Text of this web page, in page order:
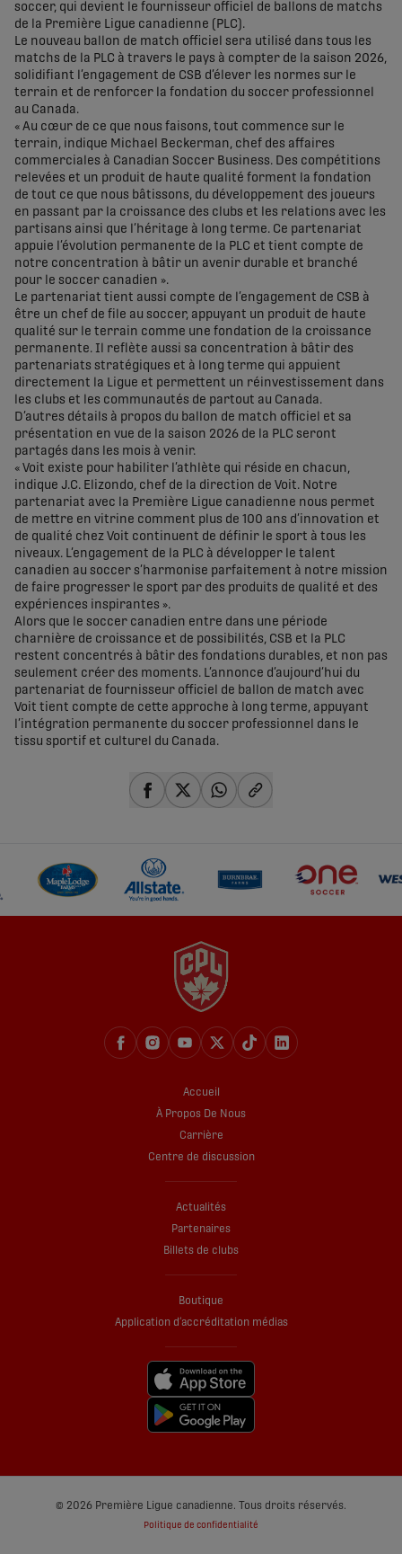
soccer, qui devient le fournisseur officiel de ballons de matchs
de la Première Ligue canadienne (PLC).
Le nouveau ballon de match officiel sera utilisé dans tous les
matchs de la PLC à travers le pays à compter de la saison 2026,
solidifiant l’engagement de CSB d’élever les normes sur le
terrain et de renforcer la fondation du soccer professionnel
au Canada.
« Au cœur de ce que nous faisons, tout commence sur le
terrain, indique Michael Beckerman, chef des affaires
commerciales à Canadian Soccer Business. Des compétitions
relevées et un produit de haute qualité forment la fondation
de tout ce que nous bâtissons, du développement des joueurs
en passant par la croissance des clubs et les relations avec les
partisans ainsi que l’héritage à long terme. Ce partenariat
appuie l’évolution permanente de la PLC et tient compte de
notre concentration à bâtir un avenir durable et branché
pour le soccer canadien ».
Le partenariat tient aussi compte de l’engagement de CSB à
être un chef de file au soccer, appuyant un produit de haute
qualité sur le terrain comme une fondation de la croissance
permanente. Il reflète aussi sa concentration à bâtir des
partenariats stratégiques et à long terme qui appuient
directement la Ligue et permettent un réinvestissement dans
les clubs et les communautés de partout au Canada.
D’autres détails à propos du ballon de match officiel et sa
présentation en vue de la saison 2026 de la PLC seront
partagés dans les mois à venir.
« Voit existe pour habiliter l’athlète qui réside en chacun,
indique J.C. Elizondo, chef de la direction de Voit. Notre
partenariat avec la Première Ligue canadienne nous permet
de mettre en vitrine comment plus de 100 ans d’innovation et
de qualité chez Voit continuent de définir le sport à tous les
niveaux. L’engagement de la PLC à développer le talent
canadien au soccer s’harmonise parfaitement à notre mission
de faire progresser le sport par des produits de qualité et des
expériences inspirantes ».
​​Alors que le soccer canadien entre dans une période
charnière de croissance et de possibilités, CSB et la PLC
restent concentrés à bâtir des fondations durables, et non pas
seulement créer des moments. L’annonce d’aujourd’hui du
partenariat de fournisseur officiel de ballon de match avec
Voit tient compte de cette approche à long terme, appuyant
l’intégration permanente du soccer professionnel dans le
tissu sportif et culturel du Canada.
Accueil
À Propos De Nous
Carrière
Centre de discussion
Actualités
Partenaires
Billets de clubs
Boutique
Application d’accréditation médias
© 2026 Première Ligue canadienne. Tous droits réservés.
Politique de confidentialité